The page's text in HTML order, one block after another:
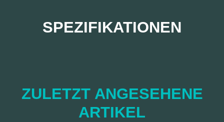
SPEZIFIKATIONEN
ZULETZT ANGESEHENE
ARTIKEL